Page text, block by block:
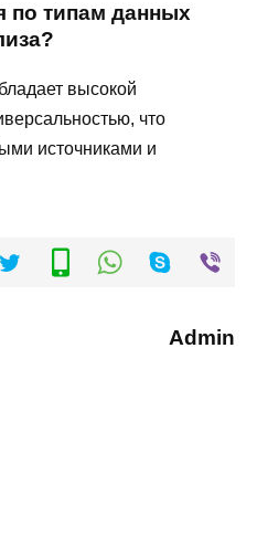
по типам данных
высокой
что
источниками и
Admin